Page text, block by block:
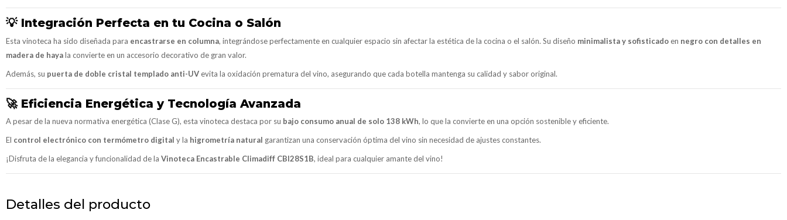
💡 Integración Perfecta en tu Cocina o Salón
Esta vinoteca ha sido diseñada para encastrarse en columna, integrándose perfectamente en cualquier espacio sin afectar la estética de la cocina o el salón. Su diseño minimalista y sofisticado en negro con detalles en
madera de hayala convierte en un accesorio decorativo de gran valor.
Además, su puerta de doble cristal templado anti-UV evita la oxidación prematura del vino, asegurando que cada botella mantenga su calidad y sabor original.
🚀 Eficiencia Energética y Tecnología Avanzada
A pesar de la nueva normativa energética (Clase G), esta vinoteca destaca por su bajo consumo anual de solo 138 kWh, lo que la convierte en una opción sostenible y eficiente.
El control electrónico con termómetro digital y la higrometría natural garantizan una conservación óptima del vino sin necesidad de ajustes constantes.
¡Disfruta de la elegancia y funcionalidad de la Vinoteca Encastrable Climadiff CBI28S1B, ideal para cualquier amante del vino!
Detalles del producto